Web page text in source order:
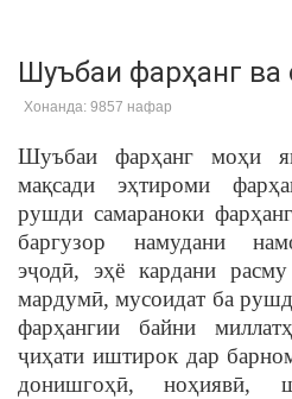
Шуъбаи фарҳанг ва
Хонанда: 9857 нафар
Шуъбаи фарҳанг моҳи
мақсади эҳтироми
рушди самараноки
баргузор намудани
эҷодӣ, эҳё кардани
мардумӣ, мусоидат ба
фарҳангии байни
ҷиҳати иштирок дар
донишгоҳӣ, ноҳиявӣ,